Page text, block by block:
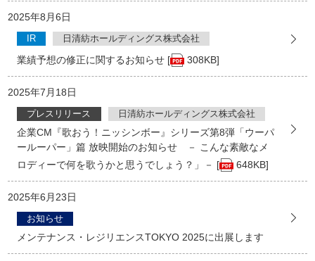
2025年8月6日
IR 日清紡ホールディングス株式会社
業績予想の修正に関するお知らせ [ 308KB]
2025年7月18日
プレスリリース 日清紡ホールディングス株式会社
企業CM『歌おう！ニッシンボー』シリーズ第8弾「ウーパ
ールーパー」篇 放映開始のお知らせ － こんな素敵なメ
ロディーで何を歌うかと思うでしょう？」－ [
648KB]
2025年6月23日
お知らせ
メンテナンス・レジリエンスTOKYO 2025に出展します